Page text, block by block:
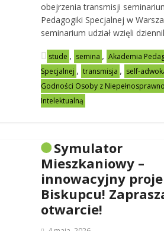
obejrzenia transmisji
Pedagogiki Specjalnej w
seminarium udział wzięli
stude , semina , Akademia
Specjalnej , transmisja , self-
Godności Osoby z
Intelektualną
Symulator
Mieszkaniowy –
innowacyjny
Biskupcu!
otwarcie!